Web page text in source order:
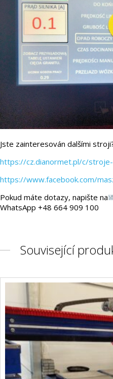
Jste zainteresován dalšími
https://cz.dianormet.pl/c/
https://www.facebook.com/
Pokud máte dotazy, napište na
WhatsApp +48 664 909 100
Související